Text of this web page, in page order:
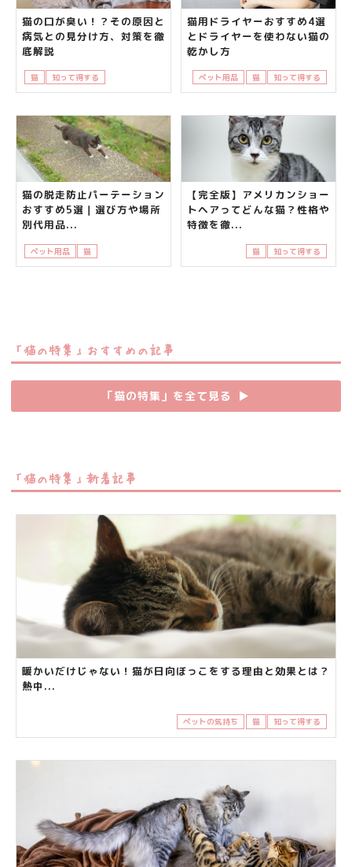
猫の口が臭い！？その原因と
病気との見分け方、対策を徹
底解説
猫 知って得する
猫用ドライヤーおすすめ4選
とドライヤーを使わない猫の
乾かし方
ペット用品 猫 知って得する
猫の脱走防止パーテーション
おすすめ5選｜選び方や場所
別代用品...
ペット用品 猫
【完全版】アメリカンショー
トヘアってどんな猫？性格や
特徴を徹...
猫 知って得する
「猫の特集」おすすめの記事
「猫の特集」を全て見る ▶︎
「猫の特集」新着記事
暖かいだけじゃない！猫が日向ぼっこをする理由と効果とは？
熱中...
ペットの気持ち 猫 知って得する